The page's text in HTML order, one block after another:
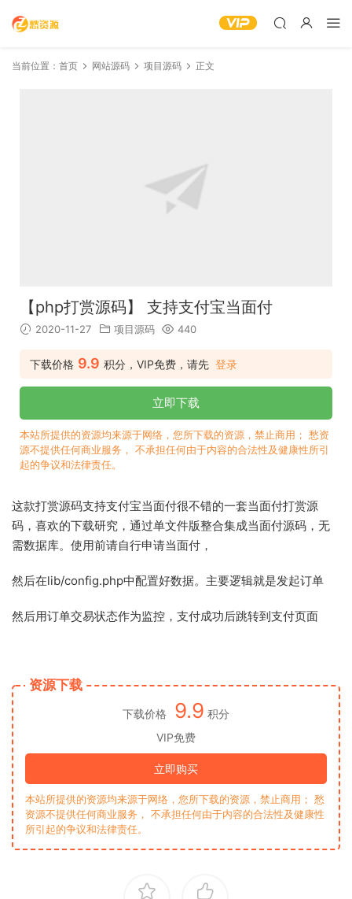
当前位置： 首页 网站源码 项目源码 正文
【php打赏源码】 支持支付宝当面付
2020-11-27 项目源码 440
下载价格 9.9 积分，VIP免费，请先 登录
立即下载
本站所提供的资源均来源于网络，您所下载的资源，禁止商用； 愁资
源不提供任何商业服务， 不承担任何由于内容的合法性及健康性所引
起的争议和法律责任。
这款打赏源码支持支付宝当面付很不错的一套当面付打赏源
码，喜欢的下载研究，通过单文件版整合集成当面付源码，无
需数据库。使用前请自行申请当面付，
然后在lib/config.php中配置好数据。主要逻辑就是发起订单
然后用订单交易状态作为监控，支付成功后跳转到支付页面
资源下载
下载价格 9.9 积分
VIP免费
立即购买
本站所提供的资源均来源于网络，您所下载的资源，禁止商用； 愁
资源不提供任何商业服务， 不承担任何由于内容的合法性及健康性
所引起的争议和法律责任。